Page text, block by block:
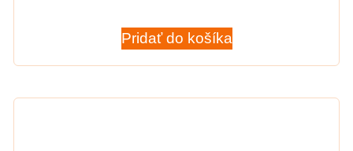
Pridať do košíka